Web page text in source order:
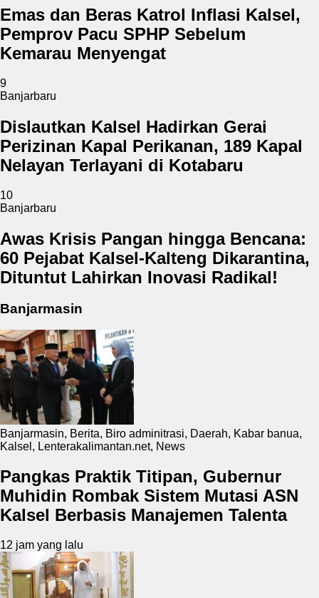
Emas dan Beras Katrol Inflasi Kalsel,
Pemprov Pacu SPHP Sebelum
Kemarau Menyengat
9
Banjarbaru
Dislautkan Kalsel Hadirkan Gerai
Perizinan Kapal Perikanan, 189 Kapal
Nelayan Terlayani di Kotabaru
10
Banjarbaru
Awas Krisis Pangan hingga Bencana:
60 Pejabat Kalsel-Kalteng Dikarantina,
Dituntut Lahirkan Inovasi Radikal!
Banjarmasin
Banjarmasin, Berita, Biro adminitrasi, Daerah, Kabar banua,
Kalsel , Lenterakalimantan.net, News
Pangkas Praktik Titipan, Gubernur
Muhidin Rombak Sistem Mutasi ASN
Kalsel Berbasis Manajemen Talenta
12 jam yang lalu